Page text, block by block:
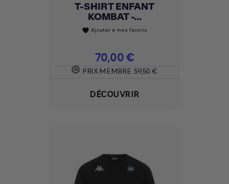
T-SHIRT ENFANT
KOMBAT -...
favorite Ajouter à mes favoris
Prix
70,00 €
PRIX MEMBRE 59,50 €
DÉCOUVRIR